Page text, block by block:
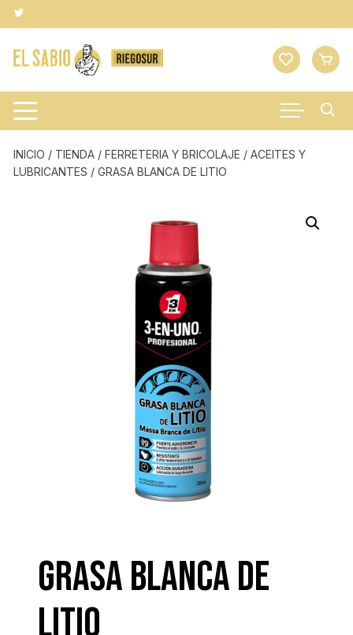
Saltar
al
contenido
INICIO / TIENDA /FERRETERIA Y BRICOLAJE /ACEITES Y
LUBRICANTES / GRASA BLANCA DE LITIO
Grasa blanca de
litio